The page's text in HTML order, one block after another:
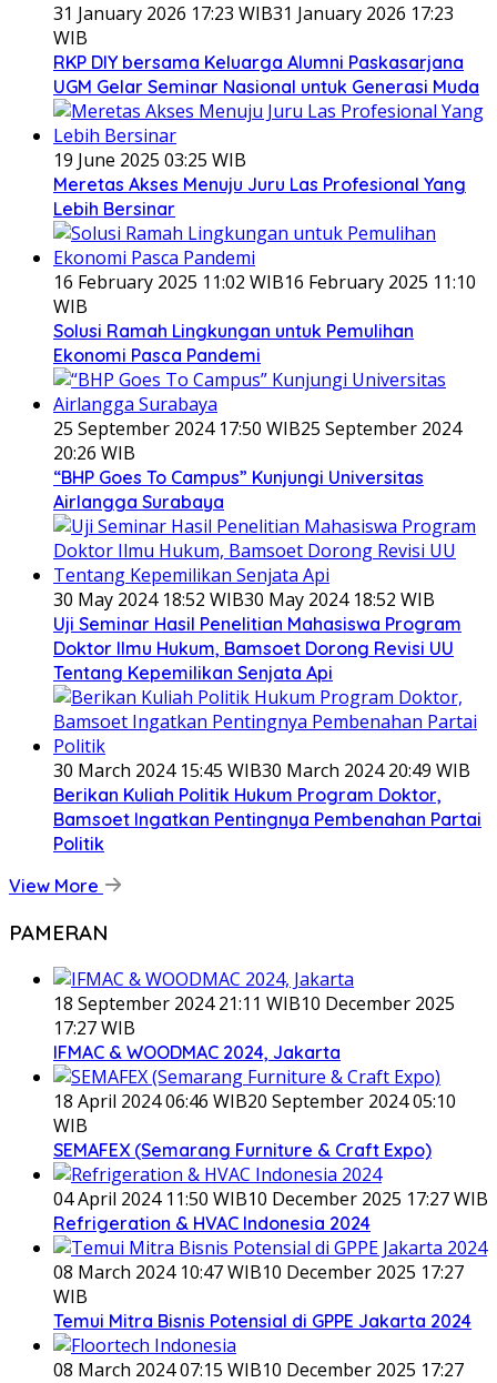
31 January 2026 17:23 WIB31 January 2026 17:23
WIB
RKP DIY bersama Keluarga Alumni Paskasarjana
UGM Gelar Seminar Nasional untuk Generasi Muda
19 June 2025 03:25 WIB
Meretas Akses Menuju Juru Las Profesional Yang
Lebih Bersinar
16 February 2025 11:02 WIB16 February 2025 11:10
WIB
Solusi Ramah Lingkungan untuk Pemulihan
Ekonomi Pasca Pandemi
25 September 2024 17:50 WIB25 September 2024
20:26 WIB
“BHP Goes To Campus” Kunjungi Universitas
Airlangga Surabaya
30 May 2024 18:52 WIB30 May 2024 18:52 WIB
Uji Seminar Hasil Penelitian Mahasiswa Program
Doktor Ilmu Hukum, Bamsoet Dorong Revisi UU
Tentang Kepemilikan Senjata Api
30 March 2024 15:45 WIB30 March 2024 20:49 WIB
Berikan Kuliah Politik Hukum Program Doktor,
Bamsoet Ingatkan Pentingnya Pembenahan Partai
Politik
View More
PAMERAN
18 September 2024 21:11 WIB10 December 2025
17:27 WIB
IFMAC & WOODMAC 2024, Jakarta
18 April 2024 06:46 WIB20 September 2024 05:10
WIB
SEMAFEX (Semarang Furniture & Craft Expo)
04 April 2024 11:50 WIB10 December 2025 17:27 WIB
Refrigeration & HVAC Indonesia 2024
08 March 2024 10:47 WIB10 December 2025 17:27
WIB
Temui Mitra Bisnis Potensial di GPPE Jakarta 2024
08 March 2024 07:15 WIB10 December 2025 17:27